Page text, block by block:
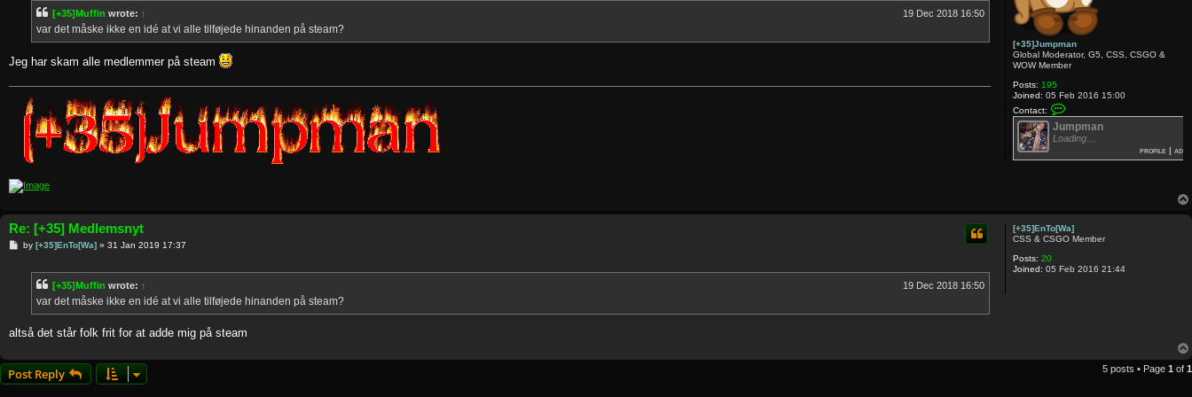
[+35]Jumpman
Global Moderator, G5, CSS, CSGO &
WOW Member
Posts: 195
Joined: 05 Feb 2016 15:00
Contact:
o
n
t
c
J
u
p
m
Jumpman
Loading…
profile | add
[+35]Muffin wrote: ↑ 19 Dec 2018 16:50
var det måske ikke en idé at vi alle tilføjede hinanden på steam?
Jeg har skam alle medlemmer på steam
[+35]EnTo[Wa]
CSS & CSGO Member
Posts: 20
Joined: 05 Feb 2016 21:44
Re: [+35] Medlemsnyt
Pby [+35]EnTo[Wa] » 31 Jan 2019 17:37
[+35]Muffin wrote: ↑ 19 Dec 2018 16:50
var det måske ikke en idé at vi alle tilføjede hinanden på steam?
altså det står folk frit for at adde mig på steam
Post Reply 5 posts • Page 1 of 1